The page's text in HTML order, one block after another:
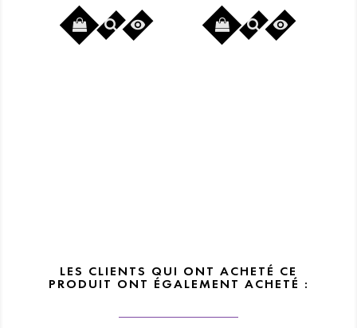
 
LES CLIENTS QUI ONT ACHETÉ CE
PRODUIT ONT ÉGALEMENT ACHETÉ :